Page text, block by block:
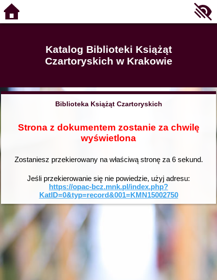
Katalog Biblioteki Książąt
Czartoryskich w Krakowie
Biblioteka Książąt Czartoryskich
Strona z dokumentem zostanie za chwilę
wyświetlona
Zostaniesz przekierowany na właściwą stronę za 6sekund.
Jeśli przekierowanie się nie powiedzie, użyj adresu:
https://opac-bcz.mnk.pl/index.php?
KatID=0&typ=record&001=KMN15002750